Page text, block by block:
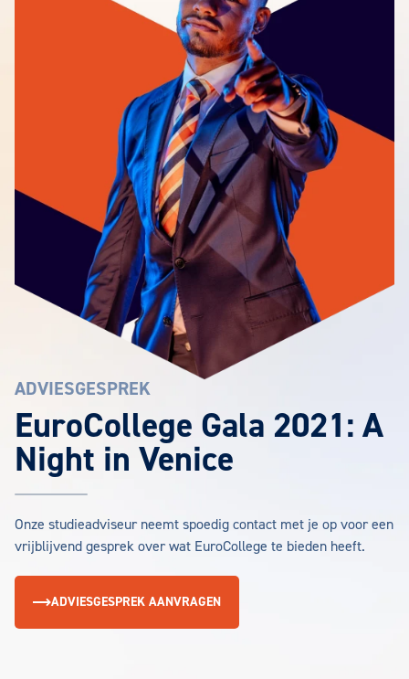
ADVIESGESPREK
EuroCollege Gala 2021: A
Night in Venice
Onze studieadviseur neemt spoedig contact met je op voor een
vrijblijvend gesprek over wat EuroCollege te bieden heeft.
ADVIESGESPREK AANVRAGEN